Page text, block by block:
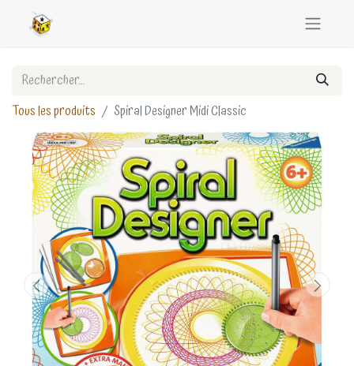
Tous les produits Spiral Designer Midi Classic